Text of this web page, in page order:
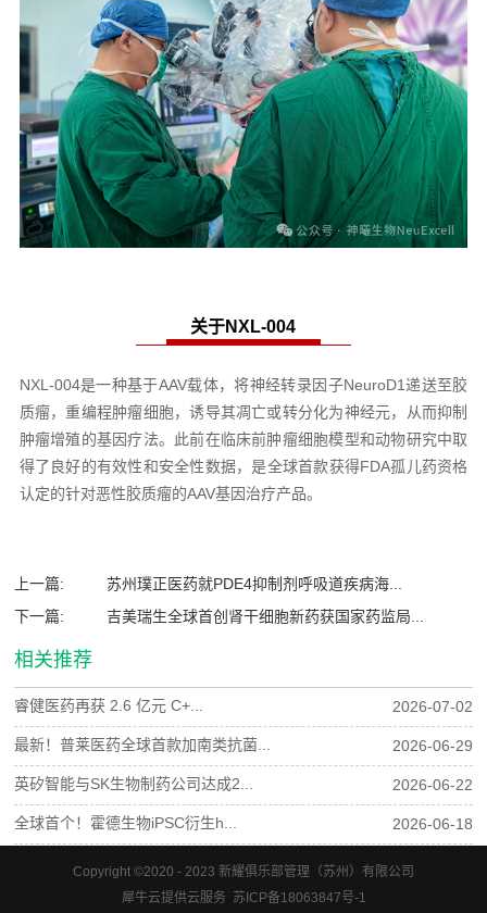
关于NXL-004
NXL-004是一种基于AAV载体，将神经转录因子NeuroD1递送至胶
质瘤，重编程肿瘤细胞，诱导其凋亡或转分化为神经元，从而抑制
肿瘤增殖的基因疗法。此前在临床前肿瘤细胞模型和动物研究中取
得了良好的有效性和安全性数据，是全球首款获得FDA孤儿药资格
认定的针对恶性胶质瘤的AAV基因治疗产品。
上一篇:
苏州璞正医药就PDE4抑制剂呼吸道疾病海...
下一篇:
吉美瑞生全球首创肾干细胞新药获国家药监局...
相关推荐
睿健医药再获 2.6 亿元 C+... 2026-07-02
最新！普莱医药全球首款加南类抗菌... 2026-06-29
英矽智能与SK生物制药公司达成2... 2026-06-22
全球首个！霍德生物iPSC衍生h... 2026-06-18
Copyright ©2020 - 2023 新耀俱乐部管理（苏州）有限公司
犀牛云提供云服务 苏ICP备18063847号-1